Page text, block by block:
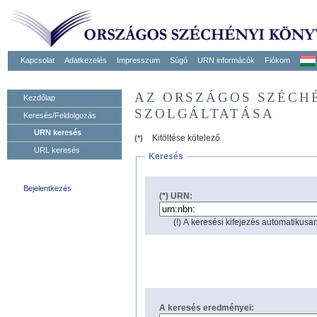
Kapcsolat Adatkezelés Impresszum Súgó URN informácók Fiókom
Kezdőlap
Keresés/Feldolgozás
URN keresés
URL keresés
Bejelentkezés
AZ ORSZÁGOS
SZOLGÁLTATÁSA
(*)
Kitöltése kötelező
Keresés
(*) URN:
(!) A keresési kifejezés
A keresés eredményei: